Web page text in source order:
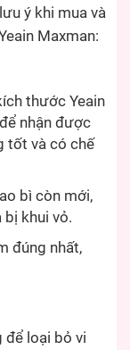
ý khi mua và
Maxman:
thước Yeain
nhận được
tốt và có chế
bì còn mới,
khui vỏ.
đúng nhất,
để loại bỏ vi